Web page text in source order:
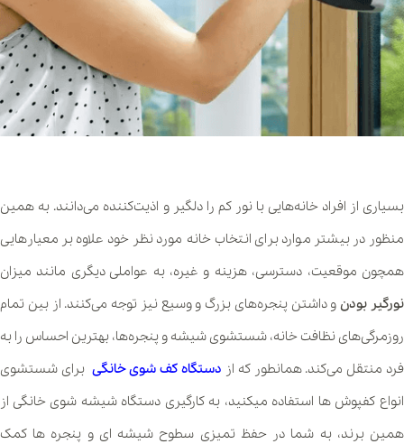
بسیاری از افراد خانه‌هایی با نور کم را دلگیر و اذیت‌کننده می‌دانند. به همین
منظور در بیشتر موارد برای انتخاب خانه مورد نظر خود علاوه بر معیارهایی
همچون موقعیت، دسترسی، هزینه و غیره، به عواملی دیگری مانند میزان
نورگیر بودنو داشتن پنجره‌های بزرگ و وسیع نیز توجه می‌کنند. از بین تمام
روزمرگی‌های نظافت خانه، شستشوی شیشه و پنجره‌ها، بهترین احساس را به
فرد منتقل می‌کند. همانطور که از دستگاه کف شوی خانگی برای شستشوی
انواع کفپوش ها استفاده میکنید، به کارگیری دستگاه شیشه شوی خانگی از
همین برند، به شما در حفظ تمیزی سطوح شیشه ای و پنجره ها کمک